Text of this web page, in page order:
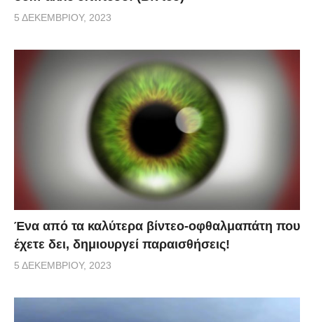
5 ΔΕΚΕΜΒΡΊΟΥ, 2023
Ένα από τα καλύτερα βίντεο-οφθαλμαπάτη που
έχετε δει, δημιουργεί παραισθήσεις!
5 ΔΕΚΕΜΒΡΊΟΥ, 2023